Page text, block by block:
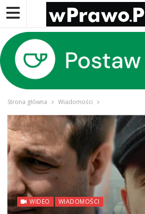
Strona główna Wiadomości
WIDEO WIADOMOŚCI